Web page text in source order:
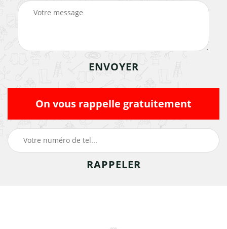
On vous rappelle gratuitement